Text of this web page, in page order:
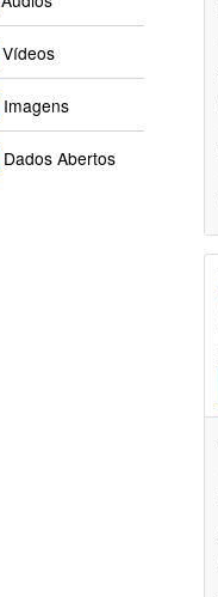
Vídeos
Imagens
Dados Abertos